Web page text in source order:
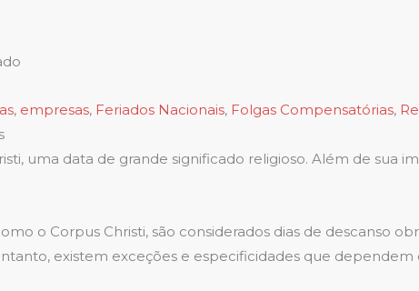
, empresas, Feriados Nacionais, Folgas Compensatórias,
uma data de grande significado religioso. Além de sua
o Corpus Christi, são considerados dias de descanso
existem exceções e especificidades que